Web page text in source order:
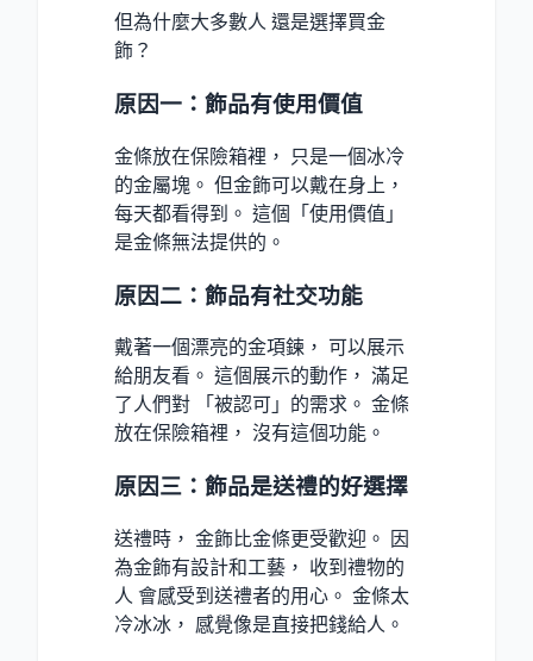
但為什麼大多數人 還是選擇買金
飾？
原因一：飾品有使用價值
金條放在保險箱裡， 只是一個冰冷
的金屬塊。 但金飾可以戴在身上，
每天都看得到。 這個「使用價值」
是金條無法提供的。
原因二：飾品有社交功能
戴著一個漂亮的金項鍊， 可以展示
給朋友看。 這個展示的動作， 滿足
了人們對 「被認可」的需求。 金條
放在保險箱裡， 沒有這個功能。
原因三：飾品是送禮的好選擇
送禮時， 金飾比金條更受歡迎。 因
為金飾有設計和工藝， 收到禮物的
人 會感受到送禮者的用心。 金條太
冷冰冰， 感覺像是直接把錢給人。